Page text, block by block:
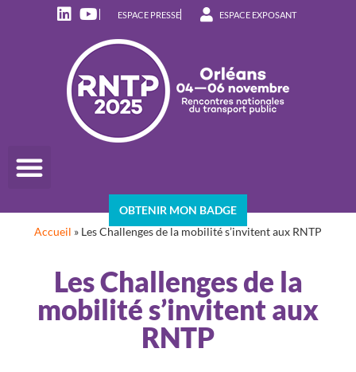
ESPACE PRESSE ESPACE EXPOSANT
OBTENIR MON BADGE
Accueil » Les Challenges de la mobilité s’invitent aux RNTP
Les Challenges de la
mobilité s’invitent aux
RNTP